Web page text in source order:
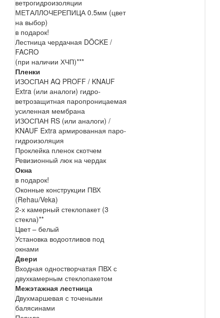
ветрогидроизоляции
МЕТАЛЛОЧЕРЕПИЦА 0.5мм (цвет
на выбор)
в подарок!
Лестница чердачная DÖCKE /
FACRO
(при наличии ХЧП)***
Пленки
ИЗОСПАН AQ PROFF / KNAUF
Extra (или аналоги) гидро-
ветрозащитная паропроницаемая
усиленная мембрана
ИЗОСПАН RS (или аналоги) /
KNAUF Extra армированная паро-
гидроизоляция
Проклейка пленок скотчем
Ревизионный люк на чердак
Окна
в подарок!
Оконные конструкции ПВХ
(Rehau/Veka)
2-х камерный стеклопакет (3
стекла)**
Цвет – белый
Установка водоотливов под
окнами
Двери
Входная одностворчатая ПВХ с
двухкамерным стеклопакетом
Межэтажная лестница
Двухмаршевая с точеными
балясинами